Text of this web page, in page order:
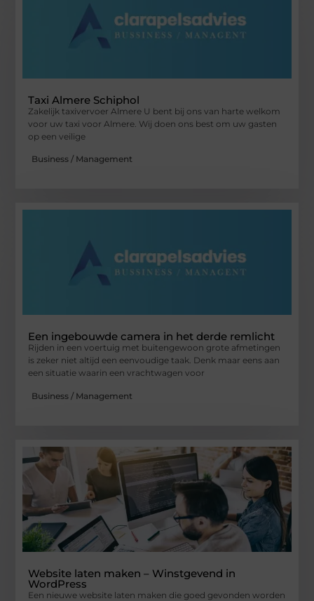
Taxi Almere Schiphol
Zakelijk taxivervoer Almere U bent bij ons van harte welkom
voor uw taxi voor Almere. Wij doen ons best om uw gasten
op een veilige
Business / Management
Een ingebouwde camera in het derde remlicht
Rijden in een voertuig met buitengewoon grote afmetingen
is zeker niet altijd een eenvoudige taak. Denk maar eens aan
een situatie waarin een vrachtwagen voor
Business / Management
Website laten maken – Winstgevend in
WordPress
Een nieuwe website laten maken die goed gevonden worden